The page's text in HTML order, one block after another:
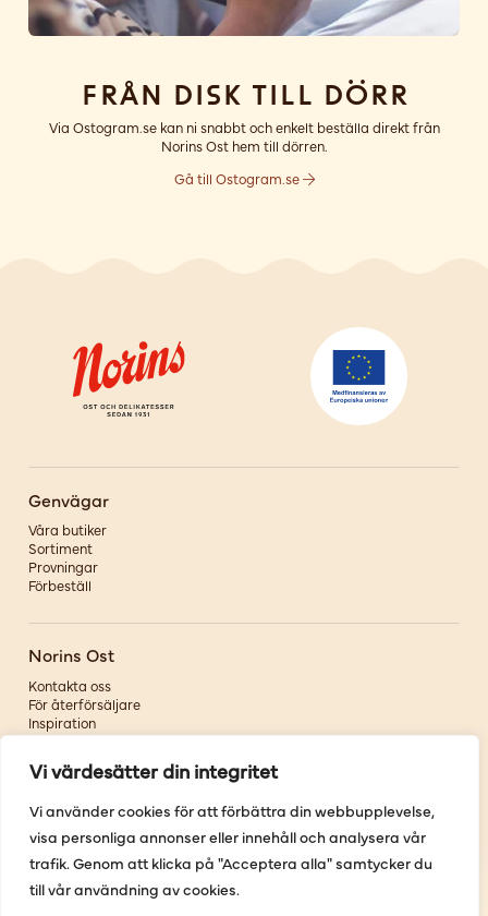
Vi värdesätter din integritet
Vi använder cookies för att förbättra din webbupplevelse,
visa personliga annonser eller innehåll och analysera vår
trafik. Genom att klicka på "Acceptera alla" samtycker du
till vår användning av cookies.
Från disk till dörr
Via Ostogram.se kan ni snabbt och enkelt beställa direkt från
Norins Ost hem till dörren.
Gå till Ostogram.se
Genvägar
Våra butiker
Sortiment
Provningar
Förbeställ
Norins Ost
Kontakta oss
För återförsäljare
Inspiration
Om oss
Följ oss
Facebook
Instagram
Youtube